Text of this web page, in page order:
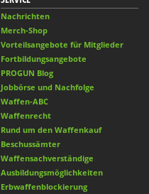
Nachrichten
Merch-Shop
Vorteilsangebote für Mitglieder
Fortbildungsangebote
PROGUN Blog
Jobbörse und Nachfolge
Waffen-ABC
Waffenrecht
Rund um den Waffenkauf
Beschussämter
Waffensachverständige
Ausbildungsmöglichkeiten
Erbwaffenblockierung